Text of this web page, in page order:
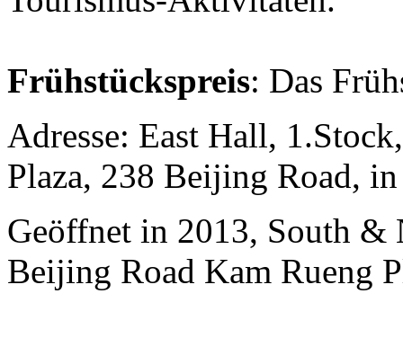
Frühstückspreis: Das
Adresse: East Hall,
Plaza, 238 Beijing Road,
Geöffnet in 2013, South &
Beijing Road Kam Rueng